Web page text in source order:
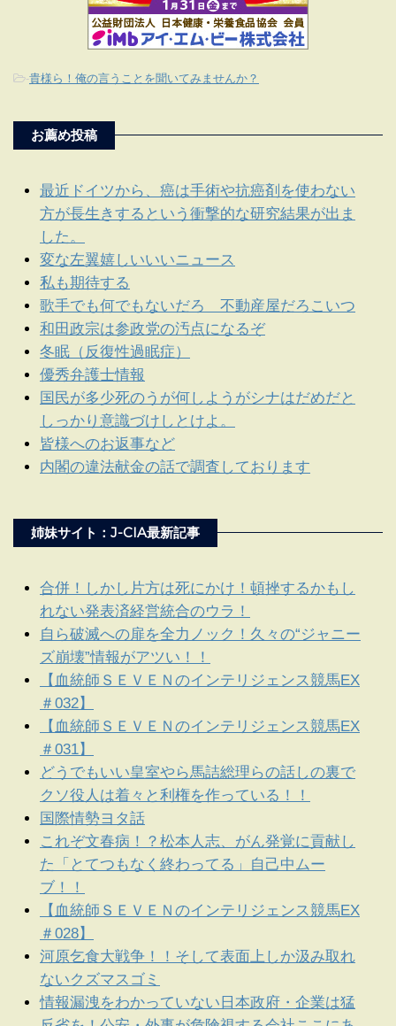
-貴様ら！俺の言うことを聞いてみませんか？
お薦め投稿
最近ドイツから、癌は手術や抗癌剤を使わない
方が長生きするという衝撃的な研究結果が出ま
した。
変な左翼嬉しいいいニュース
私も期待する
歌手でも何でもないだろ 不動産屋だろこいつ
和田政宗は参政党の汚点になるぞ
冬眠（反復性過眠症）
優秀弁護士情報
国民が多少死のうが何しようがシナはだめだと
しっかり意識づけしとけよ。
皆様へのお返事など
内閣の違法献金の話で調査しております
姉妹サイト：J-CIA最新記事
合併！しかし片方は死にかけ！頓挫するかもし
れない発表済経営統合のウラ！
自ら破滅への扉を全力ノック！久々の“ジャニー
ズ崩壊”情報がアツい！！
【血統師ＳＥＶＥＮのインテリジェンス競馬EX
＃032】
【血統師ＳＥＶＥＮのインテリジェンス競馬EX
＃031】
どうでもいい皇室やら馬詰総理らの話しの裏で
クソ役人は着々と利権を作っている！！
国際情勢ヨタ話
これぞ文春病！？松本人志、がん発覚に貢献し
た「とてつもなく終わってる」自己中ムー
ブ！！
【血統師ＳＥＶＥＮのインテリジェンス競馬EX
＃028】
河原乞食大戦争！！そして表面上しか汲み取れ
ないクズマスゴミ
情報漏洩をわかっていない日本政府・企業は猛